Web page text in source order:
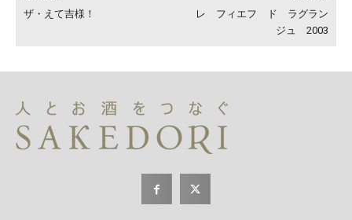
ザ・えて吉様！
レ フィエフ ド ラグラン
ジュ 2003